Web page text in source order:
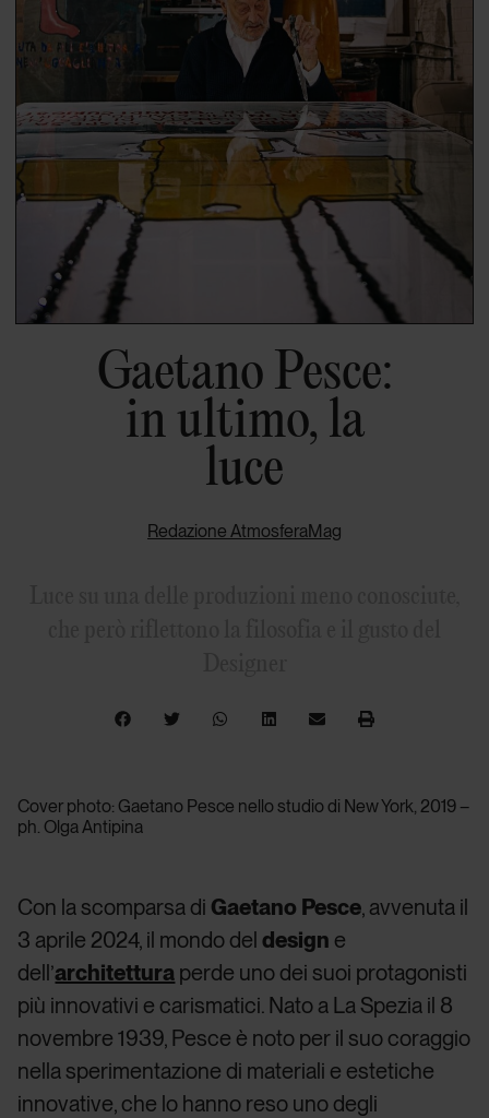
Gaetano Pesce:
in ultimo, la
luce
Redazione AtmosferaMag
Cover photo: Gaetano Pesce nello studio di New York, 2019 –
ph. Olga Antipina
Con la scomparsa di Gaetano Pesce, avvenuta il
3 aprile 2024, il mondo deldesign e
dell’architettura perde uno dei suoi protagonisti
più innovativi e carismatici. Nato a La Spezia il 8
novembre 1939, Pesce è noto per il suo coraggio
nella sperimentazione di materiali e estetiche
innovative, che lo hanno reso uno degli